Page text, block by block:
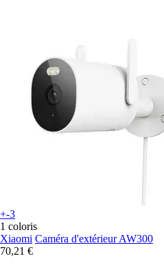
+-3
1 coloris
Xiaomi Caméra d'extérieur AW300
70,21 €